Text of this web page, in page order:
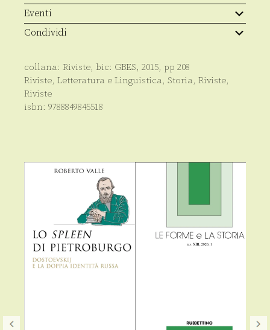
Eventi
Condividi
collana: Riviste, bic: GBES, 2015, pp 208
Riviste, Letteratura e Linguistica, Storia, Riviste,
Riviste
isbn: 9788849845518